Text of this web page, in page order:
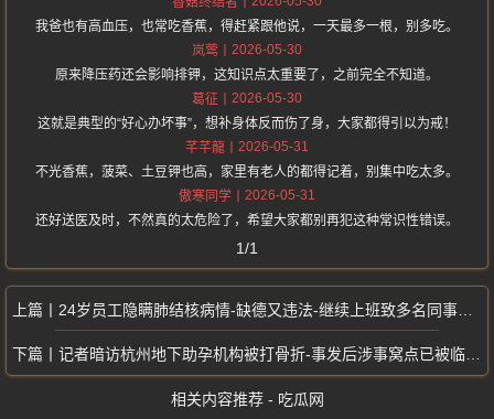
我爸也有高血压，也常吃香蕉，得赶紧跟他说，一天最多一根，别多吃。
岚莺
2026-05-30
原来降压药还会影响排钾，这知识点太重要了，之前完全不知道。
葛征
2026-05-30
这就是典型的“好心办坏事”，想补身体反而伤了身，大家都得引以为戒！
芊芊龍
2026-05-31
不光香蕉，菠菜、土豆钾也高，家里有老人的都得记着，别集中吃太多。
傲寒同学
2026-05-31
还好送医及时，不然真的太危险了，希望大家都别再犯这种常识性错误。
1/1
24岁员工隐瞒肺结核病情-缺德又违法-继续上班致多名同事接连被传染
记者暗访杭州地下助孕机构被打骨折-事发后涉事窝点已被临平区相关部门查封
相关内容推荐 - 吃瓜网